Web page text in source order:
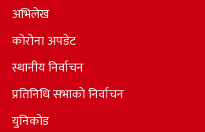
अभिलेख
कोरोना अपडेट
स्थानीय निर्वाचन
प्रतिनिधि सभाकाे निर्वाचन
युनिकोड